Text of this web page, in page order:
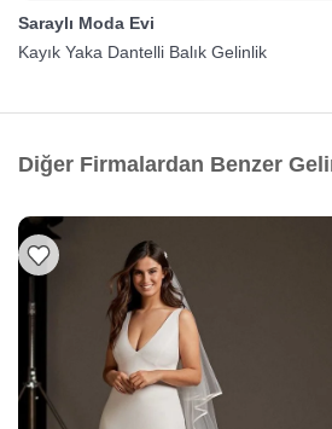
Saraylı Moda Evi
Kayık Yaka Dantelli Balık Gelinlik
Diğer Firmalardan Benzer